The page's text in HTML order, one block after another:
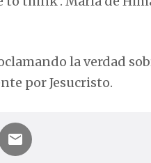
la verdad
por Jesucristo.